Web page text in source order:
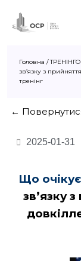
Головна /
зв’язку з
тренінг
←
2025-01-31
Що
зв’язку